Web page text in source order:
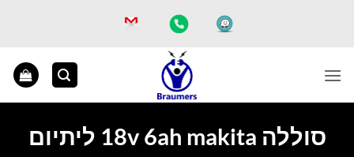
סוללה 18v 6ah makita ליתיום